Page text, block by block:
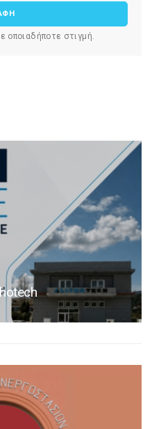
οποιαδήποτε στιγμή.